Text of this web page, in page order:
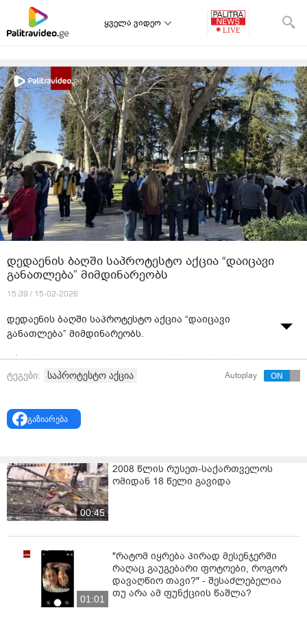
ყველა ვიდეო
დედაენის ბაღში საპროტესტო აქცია “დაიცავი
განათლება” მიმდინარეობს
15:39 / 15-02-2026
დედაენის ბაღში საპროტესტო აქცია “დაიცავი
განათლება” მიმდინარეობს.
აქციის მონაწილეები განათლების სამინისტროს მიერ
სახელმწიფო უნივერსიტეტებში კვოტების
ორგანიზატორების ინფორმაციით, იქნება სიტყვით
როგორც აქციის ერთ-ერთმა მონაწილემ, ვანო
გომურაშვილმა აღნიშნა, დედაენის ბაღიდან 19:00
საათზე გაიმართება მსვლელობაც, რომელიც,
საბოლოოდ ილიას სახელმწიფო უნივერსიტეტთან
დასრულდება.
ცნობისთვის, განათლების მინისტრმა დაასახელა,
რომელი სახელმწიფო უნივერსიტეტი რომელ
ფაკულტეტზე გამოაცხადებს მიღებას. ასევე დადგინდა
კვოტები, თუ რამდენ სტუდენტს მიიღებენ
უნივერსიტეტები.
ტეგები: საპროტესტო აქცია Autoplay
გაზიარება
00:45
2008 წლის რუსეთ-საქართველოს
ომიდან 18 წელი გავიდა
01:01
"რატომ იყრება პირად მესენჯერში
რაღაც გაუგებარი ფოტოები, როგორ
დავაღწიო თავი?" - შესაძლებელია
თუ არა ამ ფუნქციის წაშლა?